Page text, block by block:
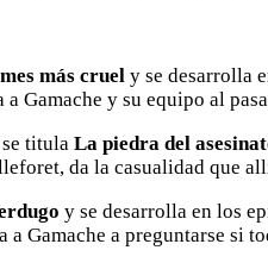
más cruel y se desarrolla
a Gamache y su equipo al
titula La piedra del
da la casualidad que
y se desarrolla en los
Gamache a preguntarse si